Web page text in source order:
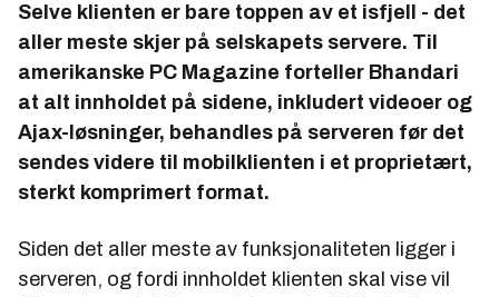
Selve klienten er bare toppen av et isfjell - det
aller meste skjer på selskapets servere. Til
amerikanske PC Magazine forteller Bhandari
at alt innholdet på sidene, inkludert videoer og
Ajax-løsninger, behandles på serveren før det
sendes videre til mobilklienten i et proprietært,
sterkt komprimert format.
Siden det aller meste av funksjonaliteten ligger i
serveren, og fordi innholdet klienten skal vise vil